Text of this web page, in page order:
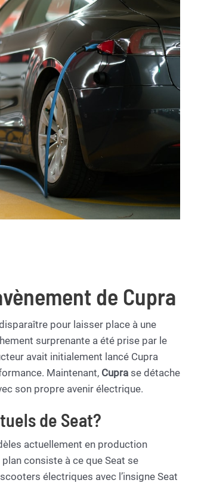
de Cupra
pour laisser place à une
surprenante a été prise par le
avait initialement lancé Cupra
Maintenant, Cupra se détache
son propre avenir électrique.
de Seat?
actuellement en production
consiste à ce que Seat se
électriques avec l’insigne Seat